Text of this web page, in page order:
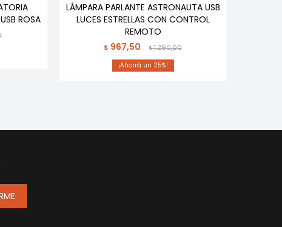
ROSA
LÁMPARA PARLANTE ASTRONAUTA USB
LUCES ESTRELLAS CON CONTROL
REMOTO
$ 967,50 $1.290,00
25